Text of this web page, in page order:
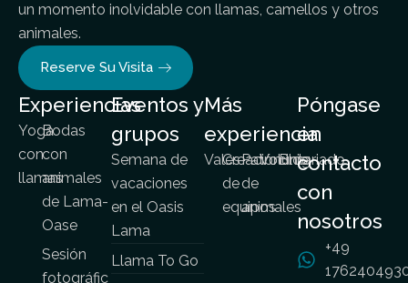
un momento inolvidable con llamas, camellos y otros
animales.
Reserve Su Visita
Experiencias
Yoga
con
llamas
Bodas
con
animales
de Lama-
Oase
Sesión
fotográfic
Eventos y
grupos
Semana de
vacaciones
en el Oasis
Lama
Llama To Go
Más
experiencia
ValesCreación
de
equipos
Patrocinio
de
animales
Voluntariado
Blog
Póngase
en
contacto
con
nosotros
+49